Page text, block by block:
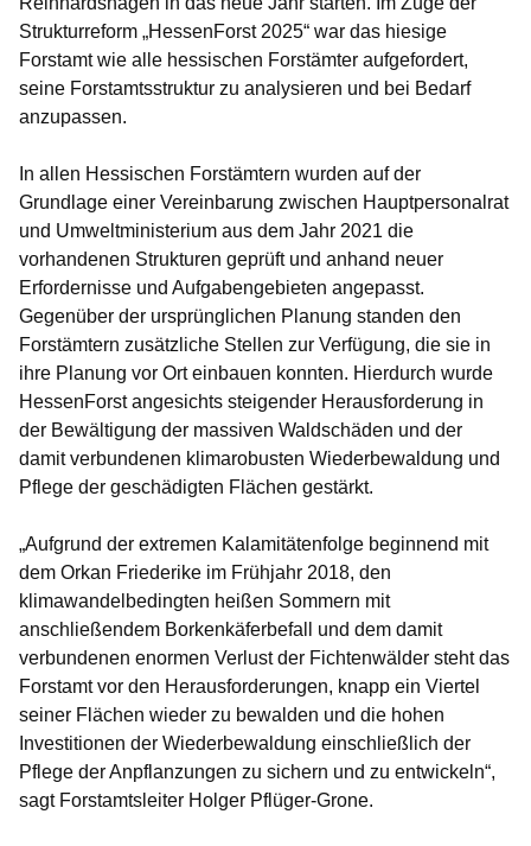
Strukturreform „HessenForst 2025“ war das hiesige
Forstamt wie alle hessischen Forstämter aufgefordert,
seine Forstamtsstruktur zu analysieren und bei Bedarf
anzupassen.
In allen Hessischen Forstämtern wurden auf der
Grundlage einer Vereinbarung zwischen Hauptpersonalrat
und Umweltministerium aus dem Jahr 2021 die
vorhandenen Strukturen geprüft und anhand neuer
Erfordernisse und Aufgabengebieten angepasst.
Gegenüber der ursprünglichen Planung standen den
Forstämtern zusätzliche Stellen zur Verfügung, die sie in
ihre Planung vor Ort einbauen konnten. Hierdurch wurde
HessenForst angesichts steigender Herausforderung in
der Bewältigung der massiven Waldschäden und der
damit verbundenen klimarobusten Wiederbewaldung und
Pflege der geschädigten Flächen gestärkt.
„Aufgrund der extremen Kalamitätenfolge beginnend mit
dem Orkan Friederike im Frühjahr 2018, den
klimawandelbedingten heißen Sommern mit
anschließendem Borkenkäferbefall und dem damit
verbundenen enormen Verlust der Fichtenwälder steht das
Forstamt vor den Herausforderungen, knapp ein Viertel
seiner Flächen wieder zu bewalden und die hohen
Investitionen der Wiederbewaldung einschließlich der
Pflege der Anpflanzungen zu sichern und zu entwickeln“,
sagt Forstamtsleiter Holger Pflüger-Grone.